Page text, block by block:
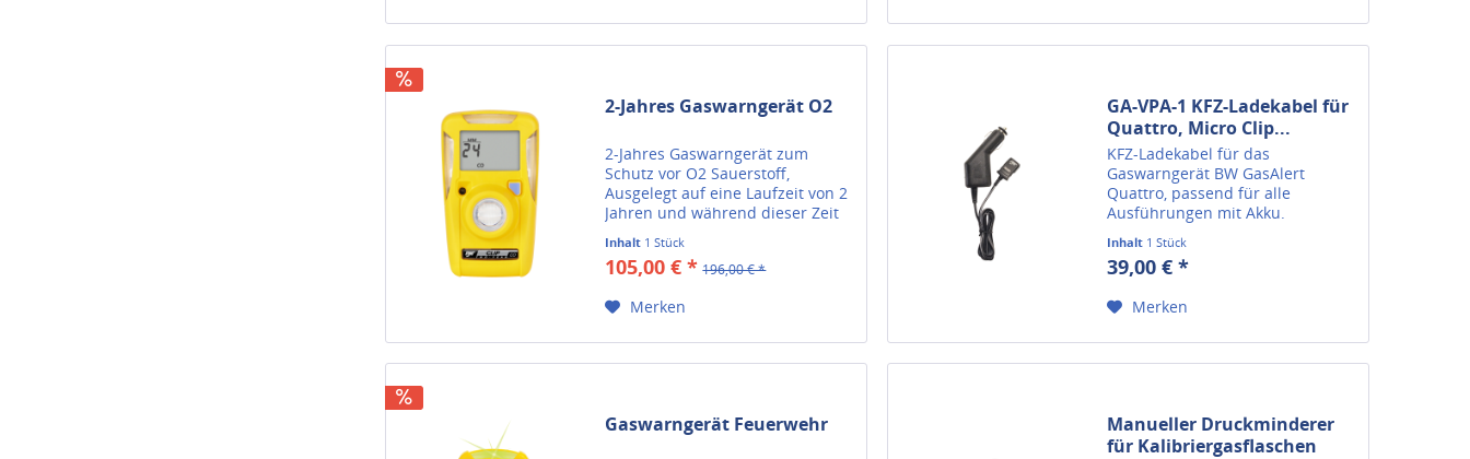
2-Jahres Gaswarngerät O2
2-Jahres Gaswarngerät zum
Schutz vor O2 Sauerstoff,
Ausgelegt auf eine Laufzeit von 2
Jahren und während dieser Zeit
Inhalt 1 Stück
105,00 € * 196,00 € *
Merken
GA-VPA-1 KFZ-Ladekabel für
Quattro, Micro Clip...
KFZ-Ladekabel für das
Gaswarngerät BW GasAlert
Quattro, passend für alle
Ausführungen mit Akku.
Inhalt 1 Stück
39,00 € *
Merken
Gaswarngerät Feuerwehr
Manueller Druckminderer
für Kalibriergasflaschen